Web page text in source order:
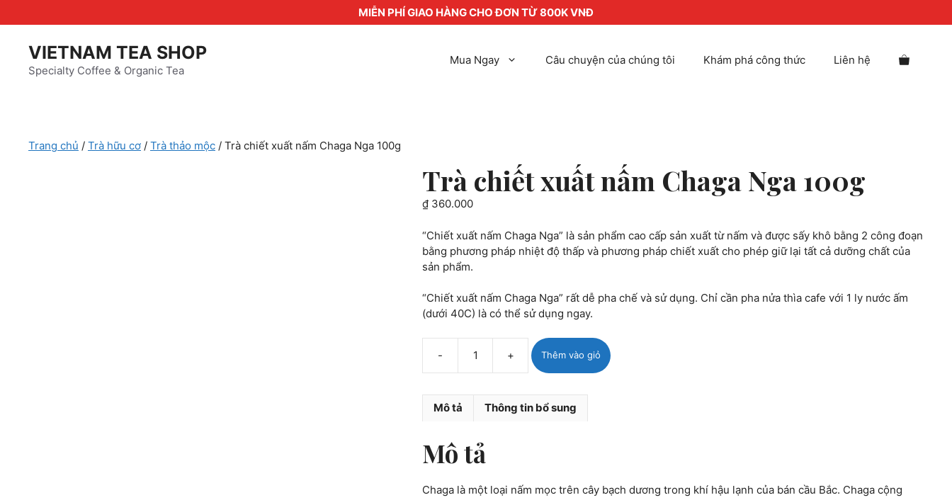
MIỄN PHÍ GIAO HÀNG CHO ĐƠN TỪ 800K VNĐ
VIETNAM TEA SHOP
Specialty Coffee & Organic Tea
Mua Ngay Câu chuyện của chúng tôi Khám phá công thức Liên hệ
Trang chủ / Trà hữu cơ / Trà thảo mộc / Trà chiết xuất nấm Chaga Nga 100g
Trà chiết xuất nấm Chaga Nga 100g
₫360.000
“Chiết xuất nấm Chaga Nga” là sản phẩm cao cấp sản xuất từ nấm và được sấy khô bằng 2 công đoạn
bằng phương pháp nhiệt độ thấp và phương pháp chiết xuất cho phép giữ lại tất cả dưỡng chất của
sản phẩm.
“Chiết xuất nấm Chaga Nga” rất dễ pha chế và sử dụng. Chỉ cần pha nửa thìa cafe với 1 ly nước ấm
(dưới 40C) là có thể sử dụng ngay.
-
chiết
xuất
nấm
Chaga
100g
lượng
+ Thêm vào giỏ
Mô tả Thông tin bổ sung
Mô tả
Chaga là một loại nấm mọc trên cây bạch dương trong khí hậu lạnh của bán cầu Bắc. Chaga cộng
100g